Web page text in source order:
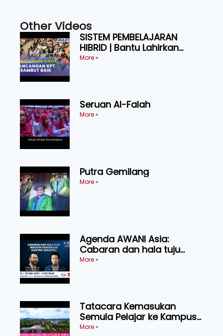
Other Videos
SISTEM PEMBELAJARAN
HIBRID | Bantu Lahirkan
Graduan Cekap, Berdaya
More »
Seruan Al-Falah
More »
Putra Gemilang
More »
Agenda AWANI Asia:
Cabaran dan hala tuju
industri kenderaan elektrik
More »
Tatacara Kemasukan
Semula Pelajar ke Kampus
Semester Kedua Sesi
More »